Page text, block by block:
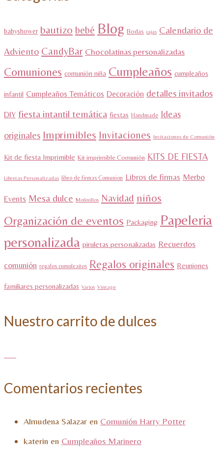
babyshower bautizo bebé Blog Bodas cajas Calendario de
Adviento CandyBar Chocolatinas personalizadas
Comuniones comunión niña Cumpleaños cumpleaños
infantil Cumpleaños Temáticos Decoración detalles invitados
DIY fiesta intantil temática fiestas Handmade Ideas
originales Imprimibles Invitaciones Invitaciones de Comunión
Kit de fiesta Imprimible Kit imprimible Comunión KITS DE FIESTA
Libretas Personalizadas libro de firmas Comunion Libros de firmas Merbo
Events Mesa dulce Molinillos Navidad niños
Organización de eventos Packaging Papeleria
personalizada piruletas personalizadas Recuerdos
comunión regalos cumpleaños Regalos originales Reuniones
familiares personalizadas Varios Vintage
Nuestro carrito de dulces
Comentarios recientes
Almudena Salazar en Comunión Harry Potter
katerin en Cumpleaños Marinero